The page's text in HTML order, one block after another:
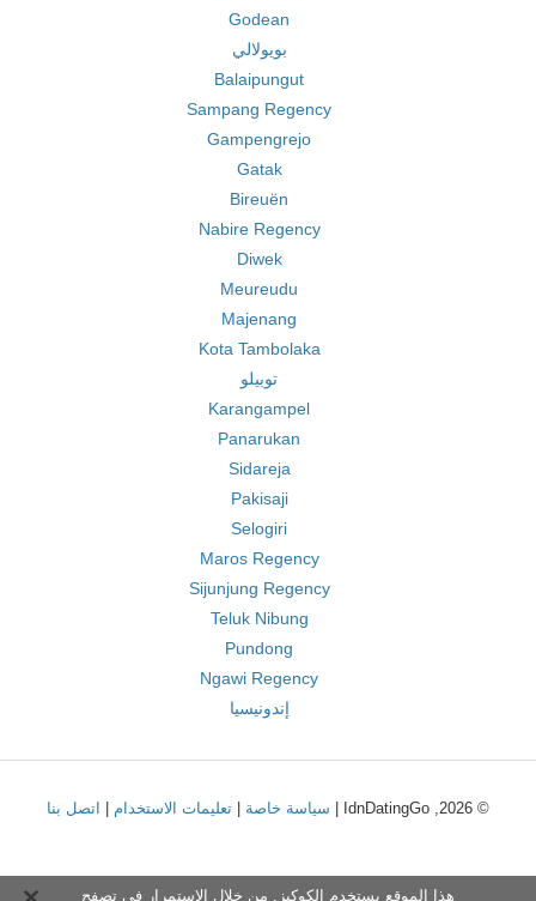
Godean
بويولالي
Balaipungut
Sampang Regency
Gampengrejo
Gatak
Bireuën
Nabire Regency
Diwek
Meureudu
Majenang
Kota Tambolaka
توبيلو
Karangampel
Panarukan
Sidareja
Pakisaji
Selogiri
Maros Regency
Sijunjung Regency
Teluk Nibung
Pundong
Ngawi Regency
إندونيسيا
© 2026, IdnDatingGo | سياسة خاصة تعليمات الاستخدام اتصل بنا
هذا الموقع يستخدم الكوكيز. من خلال الاستمرار في تصفح